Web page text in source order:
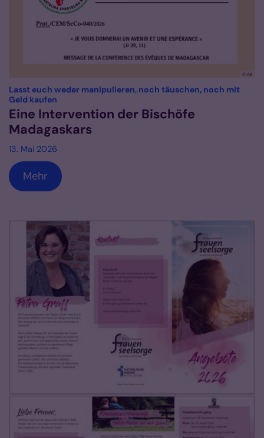
© AK
Lasst euch weder manipulieren, noch täuschen, noch mit
Geld kaufen
Eine Intervention der Bischöfe
Madagaskars
13. Mai 2026
Mehr